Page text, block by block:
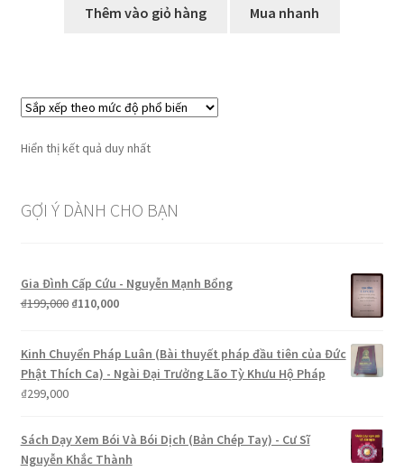
là:
tại
Thêm vào giỏ hàng Mua nhanh
Hiển thị kết quả duy nhất
GỢI Ý DÀNH CHO BẠN
Gia Đình Cấp Cứu - Nguyễn Mạnh Bổng
₫199,000 Giá
₫199,000.
₫110,000Giá
là:
₫110,000.
Kinh Chuyển Pháp Luân (Bài thuyết pháp đầu tiên của Đức
Phật Thích Ca) - Ngài Đại Trưởng Lão Tỳ Khưu Hộ Pháp
₫299,000
Sách Dạy Xem Bói Và Bói Dịch (Bản Chép Tay) - Cư Sĩ
Nguyễn Khắc Thành